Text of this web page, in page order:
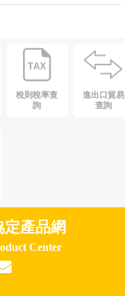
稅則稅率查
詢
進出口貿易
查詢
定產品網
Center